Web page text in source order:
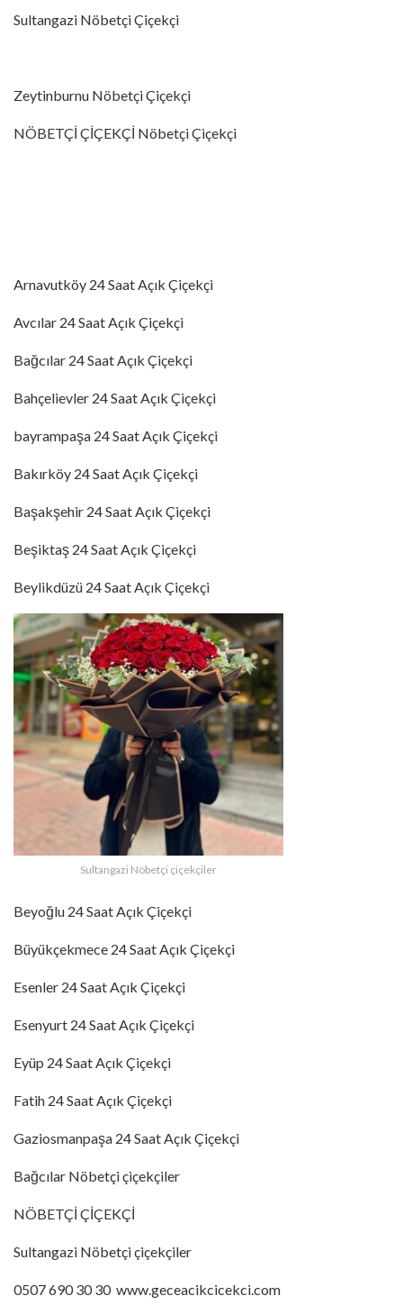
Sultangazi Nöbetçi Çiçekçi
Zeytinburnu Nöbetçi Çiçekçi
NÖBETÇİ ÇİÇEKÇİ Nöbetçi Çiçekçi
Arnavutköy 24 Saat Açık Çiçekçi
Avcılar 24 Saat Açık Çiçekçi
Bağcılar 24 Saat Açık Çiçekçi
Bahçelievler 24 Saat Açık Çiçekçi
bayrampaşa 24 Saat Açık Çiçekçi
Bakırköy 24 Saat Açık Çiçekçi
Başakşehir 24 Saat Açık Çiçekçi
Beşiktaş 24 Saat Açık Çiçekçi
Beylikdüzü 24 Saat Açık Çiçekçi
Sultangazi Nöbetçi çiçekçiler
Beyoğlu 24 Saat Açık Çiçekçi
Büyükçekmece 24 Saat Açık Çiçekçi
Esenler 24 Saat Açık Çiçekçi
Esenyurt 24 Saat Açık Çiçekçi
Eyüp 24 Saat Açık Çiçekçi
Fatih 24 Saat Açık Çiçekçi
Gaziosmanpaşa 24 Saat Açık Çiçekçi
Bağcılar Nöbetçi çiçekçiler
NÖBETÇİ ÇİÇEKÇİ
Sultangazi Nöbetçi çiçekçiler
0507 690 30 30 www.geceacikcicekci.com